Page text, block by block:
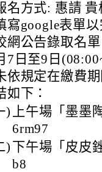
名方式: 惠請
寫google表單
網公告錄取名
7日至9日
依規定在繳費
如下：
) 上午場「墨墨
6rm97
) 下午場「皮皮
b8